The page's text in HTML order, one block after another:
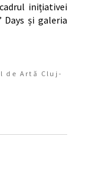
inițiativei
Days și galeria
de Artă Cluj-